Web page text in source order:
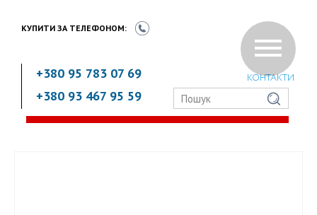
КУПИТИ ЗА ТЕЛЕФОНОМ:
+380 95 783 07 69
+380 93 467 95 59
КОНТАКТИ